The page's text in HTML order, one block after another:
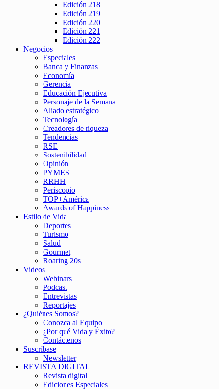
Edición 218
Edición 219
Edición 220
Edición 221
Edición 222
Negocios
Especiales
Banca y Finanzas
Economía
Gerencia
Educación Ejecutiva
Personaje de la Semana
Aliado estratégico
Tecnología
Creadores de riqueza
Tendencias
RSE
Sostenibilidad
Opinión
PYMES
RRHH
Periscopio
TOP+América
Awards of Happiness
Estilo de Vida
Deportes
Turismo
Salud
Gourmet
Roaring 20s
Videos
Webinars
Podcast
Entrevistas
Reportajes
¿Quiénes Somos?
Conozca al Equipo
¿Por qué Vida y Éxito?
Contáctenos
Suscríbase
Newsletter
REVISTA DIGITAL
Revista digital
Ediciones Especiales